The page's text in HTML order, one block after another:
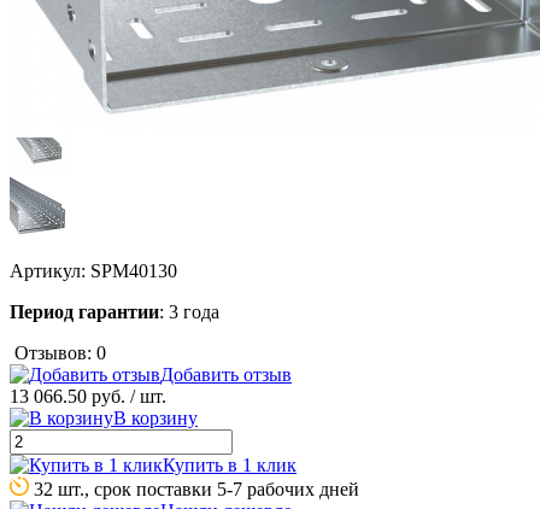
Артикул: SPM40130
Период гарантии: 3 года
Отзывов: 0
Добавить отзыв
13 066.50 руб. / шт.
В корзину
Купить в 1 клик
32 шт., срок поставки 5-7 рабочих дней